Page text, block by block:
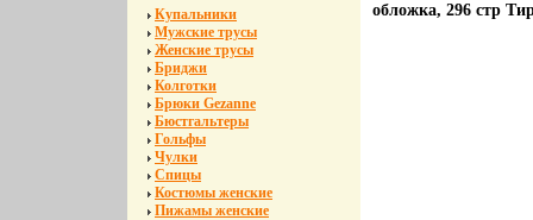
Купальники
Мужские трусы
Женские трусы
Бриджи
Колготки
Брюки Gezanne
Бюстгальтеры
Гольфы
Чулки
Спицы
Костюмы женские
Пижамы женские
обложка, 296 стр